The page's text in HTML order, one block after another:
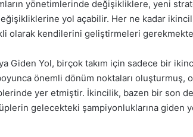
yönetimlerinde değişikliklere, yeni
yol açabilir. Her ne kadar
olarak kendilerini geliştirmeleri
Giden Yol, birçok takım için sadece bir
önemli dönüm noktaları oluşturmuş,
yer etmiştir. İkincilik, bazen bir son
gelecekteki şampiyonluklarına giden